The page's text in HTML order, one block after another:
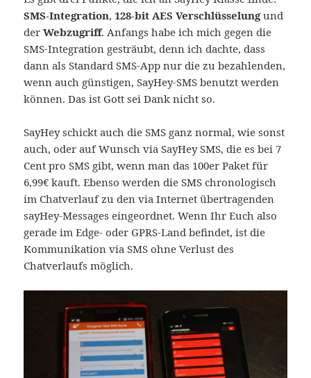
SMS-Integration,128-bit AES Verschlüsselungund
derWebzugriff. Anfangs habe ich mich gegen die
SMS-Integration gesträubt, denn ich dachte, dass
dann als Standard SMS-App nur die zu bezahlenden,
wenn auch günstigen, SayHey-SMS benutzt werden
können. Das ist Gott sei Dank nicht so.
SayHey schickt auch die SMS ganz normal, wie sonst
auch, oder auf Wunsch via SayHey SMS, die es bei 7
Cent pro SMS gibt, wenn man das 100er Paket für
6,99€ kauft. Ebenso werden die SMS chronologisch
im Chatverlauf zu den via Internet übertragenden
sayHey-Messages eingeordnet. Wenn Ihr Euch also
gerade im Edge- oder GPRS-Land befindet, ist die
Kommunikation via SMS ohne Verlust des
Chatverlaufs möglich.